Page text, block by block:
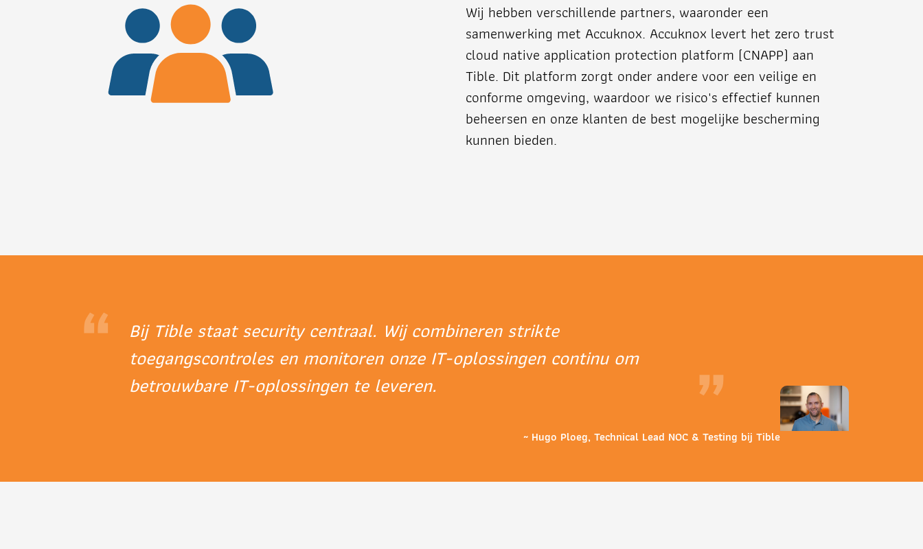
Wij hebben verschillende partners, waaronder een
samenwerking met Accuknox. Accuknox levert het zero trust
cloud native application protection platform (CNAPP) aan
Tible. Dit platform zorgt onder andere voor een veilige en
conforme omgeving, waardoor we risico's effectief kunnen
beheersen en onze klanten de best mogelijke bescherming
kunnen bieden.
“
Bij Tible staat security centraal. Wij combineren strikte
toegangscontroles en monitoren onze IT-oplossingen continu om
betrouwbare IT-oplossingen te leveren.
”
~ Hugo Ploeg, Technical Lead NOC & Testing bij Tible